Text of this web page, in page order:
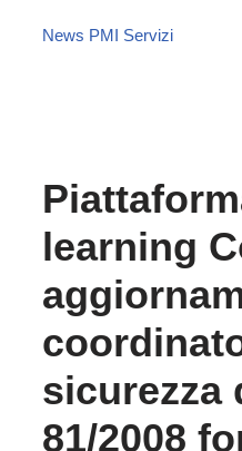
News PMI Servizi
learning
sicurezza
81/2008